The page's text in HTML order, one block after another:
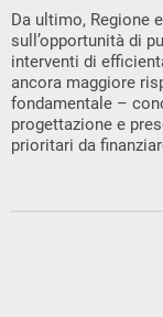
Da ultimo, Regione
sull’opportunità di
interventi di
ancora maggiore
fondamentale –
progettazione e
prioritari da